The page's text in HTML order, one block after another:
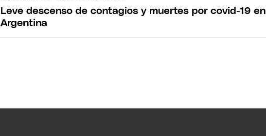
Leve descenso de contagios y muertes por covid-19 en
Argentina